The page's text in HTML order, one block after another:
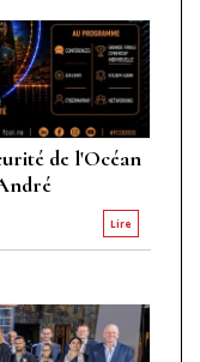
de l'Océan
Lire